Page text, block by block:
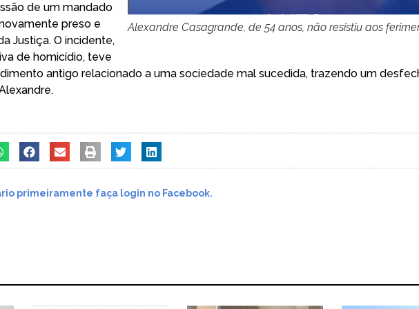
Alexandre Casagrande, de 54 anos, não resistiu aos
de um mandado
preso e
Justiça. O incidente,
de homicídio, teve
antigo relacionado a uma sociedade mal sucedida, trazendo um
primeiramente faça login no Facebook.